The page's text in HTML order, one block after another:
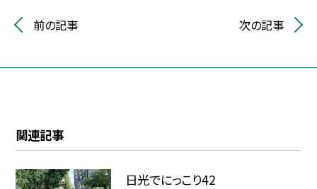
前の記事 次の記事
関連記事
日光でにっこり42